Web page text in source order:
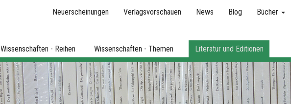
Neuerscheinungen Verlagsvorschauen News Blog Bücher
Wissenschaften - Reihen Wissenschaften - Themen Literatur und Editionen